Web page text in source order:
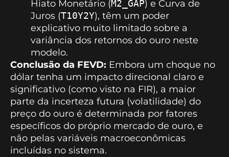
Hiato Monetário (M2_GAP) e Curva de
Juros (T10Y2Y), têm um poder
explicativo muito limitado sobre a
variância dos retornos do ouro neste
modelo.
Conclusão da FEVD: Embora um choque no
dólar tenha um impacto direcional claro e
significativo (como visto na FIR), a maior
parte da incerteza futura (volatilidade) do
preço do ouro é determinada por fatores
específicos do próprio mercado de ouro, e
não pelas variáveis macroeconômicas
incluídas no sistema.